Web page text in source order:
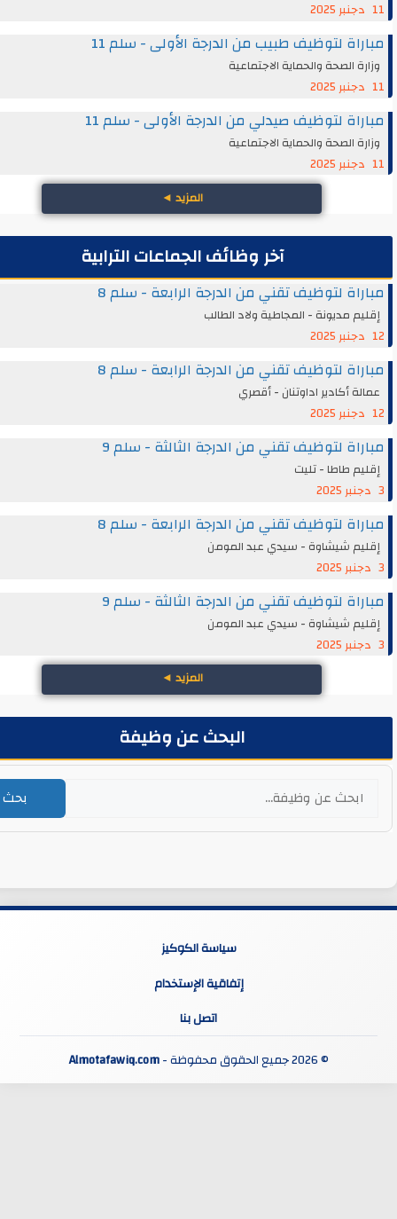
لتوظيف طبيب من الدرجة الأولى - سلم 11
الصحة والحماية الاجتماعية
لتوظيف صيدلي من الدرجة الأولى - سلم 11
الصحة والحماية الاجتماعية
◄
آخر وظائف الجماعات الترابية
لتوظيف تقني من الدرجة الرابعة - سلم 8
مديونة - المجاطية ولاد الطالب
لتوظيف تقني من الدرجة الرابعة - سلم 8
أكادير اداوتنان - أقصري
لتوظيف تقني من الدرجة الثالثة - سلم 9
طاطا - تليت
لتوظيف تقني من الدرجة الرابعة - سلم 8
شيشاوة - سيدي عبد المومن
لتوظيف تقني من الدرجة الثالثة - سلم 9
شيشاوة - سيدي عبد المومن
◄
البحث عن وظيفة
سياسة الكوكيز
إتفاقية الإستخدام
اتصل بنا
Almotafawiq.com